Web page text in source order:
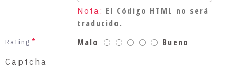
Nota: El Código HTML no será
traducido.
Rating Malo Bueno
Captcha